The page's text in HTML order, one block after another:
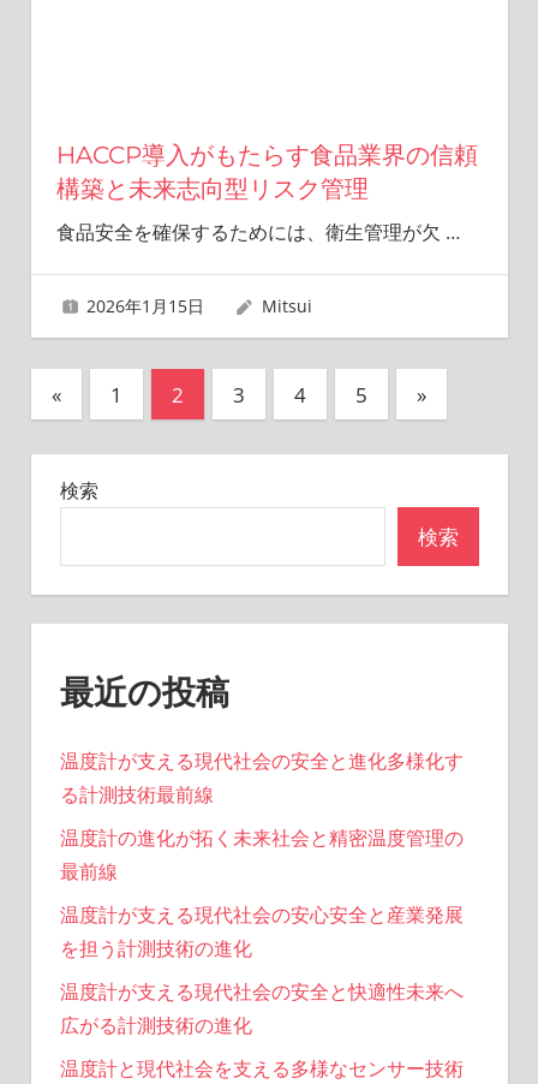
HACCP導入がもたらす食品業界の信頼
構築と未来志向型リスク管理
食品安全を確保するためには、衛生管理が欠 …
2026年1月15日 Mitsui
投
の
ー
ジ
り
«前
の
記
事
1 2 3 4 5
次
の
記
»
検索
検索
最近の投稿
温度計が支える現代社会の安全と進化多様化す
る計測技術最前線
温度計の進化が拓く未来社会と精密温度管理の
最前線
温度計が支える現代社会の安心安全と産業発展
を担う計測技術の進化
温度計が支える現代社会の安全と快適性未来へ
広がる計測技術の進化
温度計と現代社会を支える多様なセンサー技術